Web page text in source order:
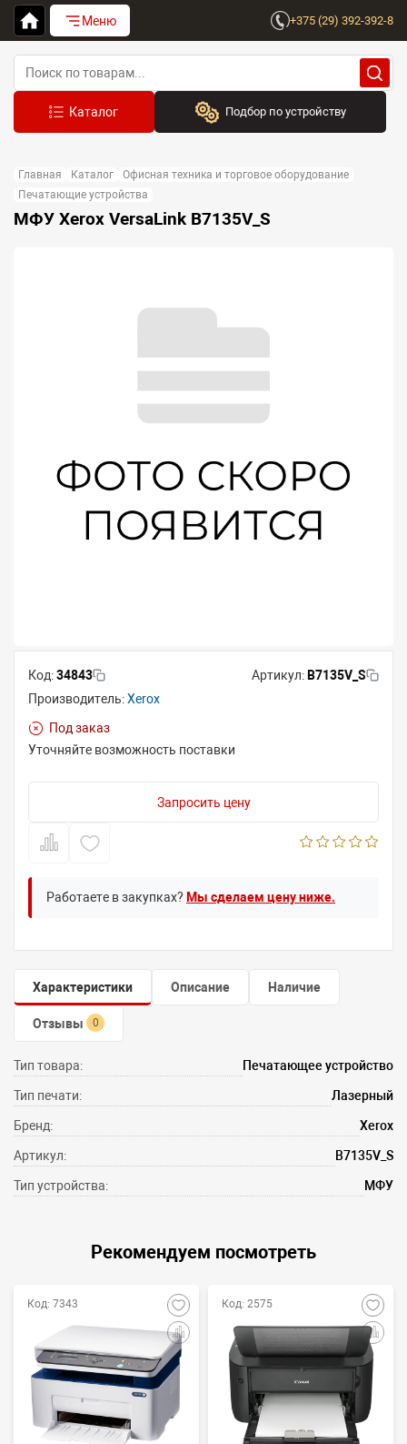
Меню +375 (29) 392-392-8
Подбор по устройству
Выберите бренд
Устройство:
Главная Каталог
Офисная техника и торговое оборудование
Печатающие устройства
МФУ Xerox VersaLink B7135V_S
Код:34843 Артикул: B7135V_S
Производитель:Xerox
Под заказ
Уточняйте возможность поставки
Запросить цену
Работаете в закупках? Мы сделаем цену ниже.
Характеристики Описание Наличие
Отзывы 0
Тип товара: Печатающее устройство
Тип печати: Лазерный
Бренд: Xerox
Артикул: B7135V_S
Тип устройства: МФУ
Рекомендуем посмотреть
Код: 7343 Код: 2575